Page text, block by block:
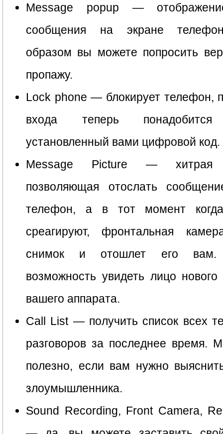
Message popup —
сообщения на экране
образом вы можете попросить
пропажу.
Lock phone — блокирует телефон,
входа теперь понадобится
установленный вами цифровой код.
Message Picture — хитрая
позволяющая отослать
телефон, а в тот момент
среагируют, фронтальная
снимок и отошлет его вам.
возможность увидеть лицо нового
вашего аппарата.
Call List — получить список всех
разговоров за последнее время.
полезно, если вам нужно
злоумышленника.
Sound Recording, Front Camera,